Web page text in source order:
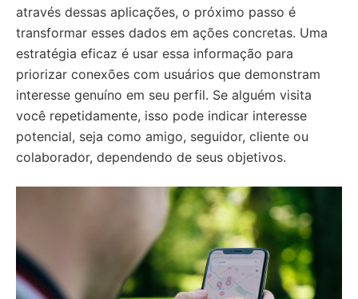
através dessas aplicações, o próximo passo é
transformar esses dados em ações concretas. Uma
estratégia eficaz é usar essa informação para
priorizar conexões com usuários que demonstram
interesse genuíno em seu perfil. Se alguém visita
você repetidamente, isso pode indicar interesse
potencial, seja como amigo, seguidor, cliente ou
colaborador, dependendo de seus objetivos.